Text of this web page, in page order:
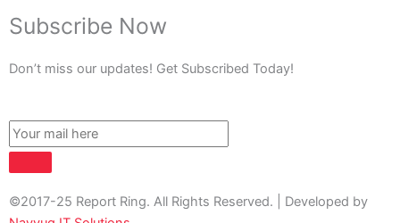
Subscribe Now
Don’t miss our updates! Get Subscribed Today!
©2017-25 Report Ring. All Rights Reserved. | Developed by